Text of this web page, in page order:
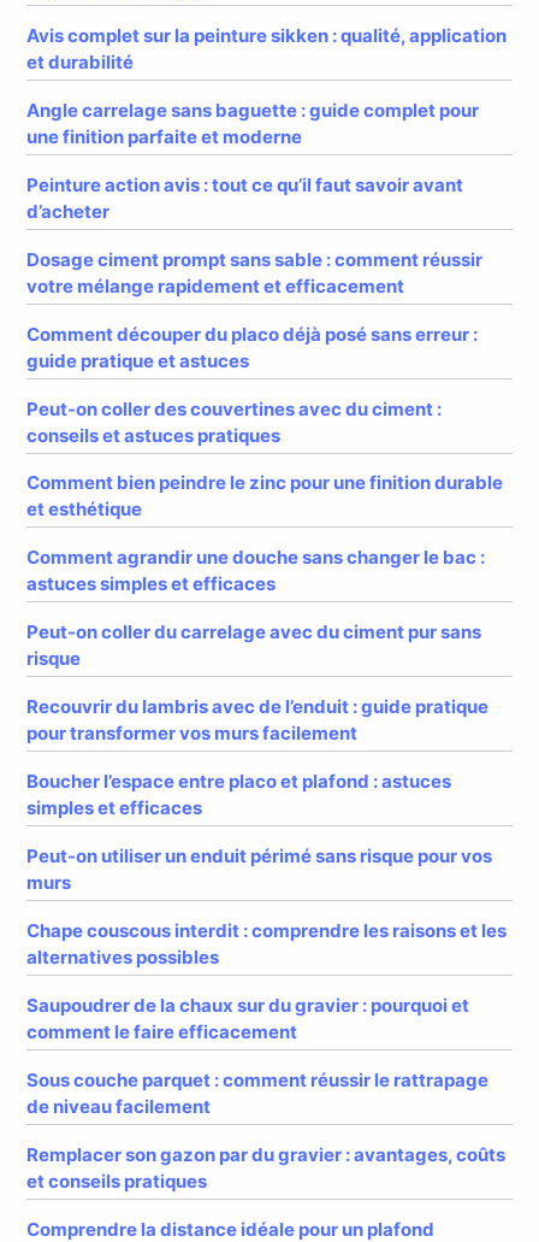
Avis complet sur la peinture sikken : qualité, application
et durabilité
Angle carrelage sans baguette : guide complet pour
une finition parfaite et moderne
Peinture action avis : tout ce qu’il faut savoir avant
d’acheter
Dosage ciment prompt sans sable : comment réussir
votre mélange rapidement et efficacement
Comment découper du placo déjà posé sans erreur :
guide pratique et astuces
Peut-on coller des couvertines avec du ciment :
conseils et astuces pratiques
Comment bien peindre le zinc pour une finition durable
et esthétique
Comment agrandir une douche sans changer le bac :
astuces simples et efficaces
Peut-on coller du carrelage avec du ciment pur sans
risque
Recouvrir du lambris avec de l’enduit : guide pratique
pour transformer vos murs facilement
Boucher l’espace entre placo et plafond : astuces
simples et efficaces
Peut-on utiliser un enduit périmé sans risque pour vos
murs
Chape couscous interdit : comprendre les raisons et les
alternatives possibles
Saupoudrer de la chaux sur du gravier : pourquoi et
comment le faire efficacement
Sous couche parquet : comment réussir le rattrapage
de niveau facilement
Remplacer son gazon par du gravier : avantages, coûts
et conseils pratiques
Comprendre la distance idéale pour un plafond